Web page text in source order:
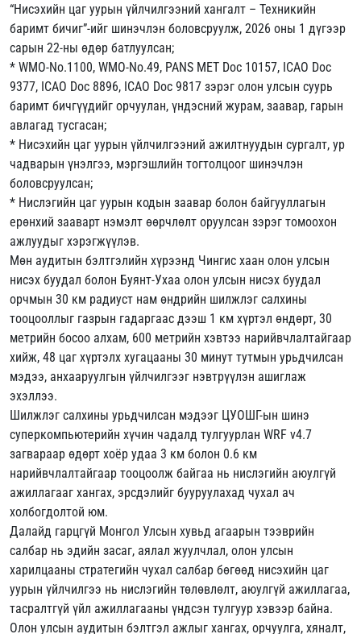
“Нисэхийн цаг уурын үйлчилгээний хангалт – Техникийн
баримт бичиг”-ийг шинэчлэн боловсруулж, 2026 оны 1 дүгээр
сарын 22-ны өдөр батлуулсан;
* WMO-No.1100, WMO-No.49, PANS MET Doc 10157, ICAO Doc
9377, ICAO Doc 8896, ICAO Doc 9817 зэрэг олон улсын суурь
баримт бичгүүдийг орчуулан, үндэсний журам, заавар, гарын
авлагад тусгасан;
* Нисэхийн цаг уурын үйлчилгээний ажилтнуудын сургалт, ур
чадварын үнэлгээ, мэргэшлийн тогтолцоог шинэчлэн
боловсруулсан;
* Нислэгийн цаг уурын кодын заавар болон байгууллагын
ерөнхий зааварт нэмэлт өөрчлөлт оруулсан зэрэг томоохон
ажлуудыг хэрэгжүүлэв.
Мөн аудитын бэлтгэлийн хүрээнд Чингис хаан олон улсын
нисэх буудал болон Буянт-Ухаа олон улсын нисэх буудал
орчмын 30 км радиуст нам өндрийн шилжлэг салхины
тооцооллыг газрын гадаргаас дээш 1 км хүртэл өндөрт, 30
метрийн босоо алхам, 600 метрийн хэвтээ нарийвчлалтайгаар
хийж, 48 цаг хүртэлх хугацааны 30 минут тутмын урьдчилсан
мэдээ, анхааруулгын үйлчилгээг нэвтрүүлэн ашиглаж
эхэллээ.
Шилжлэг салхины урьдчилсан мэдээг ЦУОШГ-ын шинэ
суперкомпьютерийн хүчин чадалд тулгуурлан WRF v4.7
загвараар өдөрт хоёр удаа 3 км болон 0.6 км
нарийвчлалтайгаар тооцоолж байгаа нь нислэгийн аюулгүй
ажиллагааг хангах, эрсдэлийг бууруулахад чухал ач
холбогдолтой юм.
Далайд гарцгүй Монгол Улсын хувьд агаарын тээврийн
салбар нь эдийн засаг, аялал жуулчлал, олон улсын
харилцааны стратегийн чухал салбар бөгөөд нисэхийн цаг
уурын үйлчилгээ нь нислэгийн төлөвлөлт, аюулгүй ажиллагаа,
тасралтгүй үйл ажиллагааны үндсэн тулгуур хэвээр байна.
Олон улсын аудитын бэлтгэл ажлыг хангах, орчуулга, хяналт,